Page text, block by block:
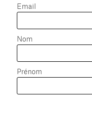
Email
Nom
Prénom